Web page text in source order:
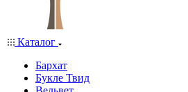
Каталог
Бархат
Букле Твид